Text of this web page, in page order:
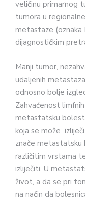
veličinu primarnog
tumora u
metastaze (oznaka
dijagnostičkim
Manji tumor,
udaljenih
odnosno bolje
Zahvaćenost
metastatsku
koja se može
znače metastatsku
različitim vrstama
izliječiti. U
život, a da se pri
na način da